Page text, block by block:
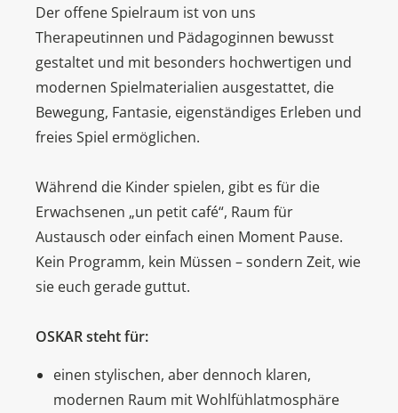
Der offene Spielraum ist von uns
Therapeutinnen und Pädagoginnen bewusst
gestaltet und mit besonders hochwertigen und
modernen Spielmaterialien ausgestattet, die
Bewegung, Fantasie, eigenständiges Erleben und
freies Spiel ermöglichen.
Während die Kinder spielen, gibt es für die
Erwachsenen „un petit café“, Raum für
Austausch oder einfach einen Moment Pause.
Kein Programm, kein Müssen – sondern Zeit, wie
sie euch gerade guttut.
OSKAR steht für:
einen stylischen, aber dennoch klaren,
modernen Raum mit Wohlfühlatmosphäre